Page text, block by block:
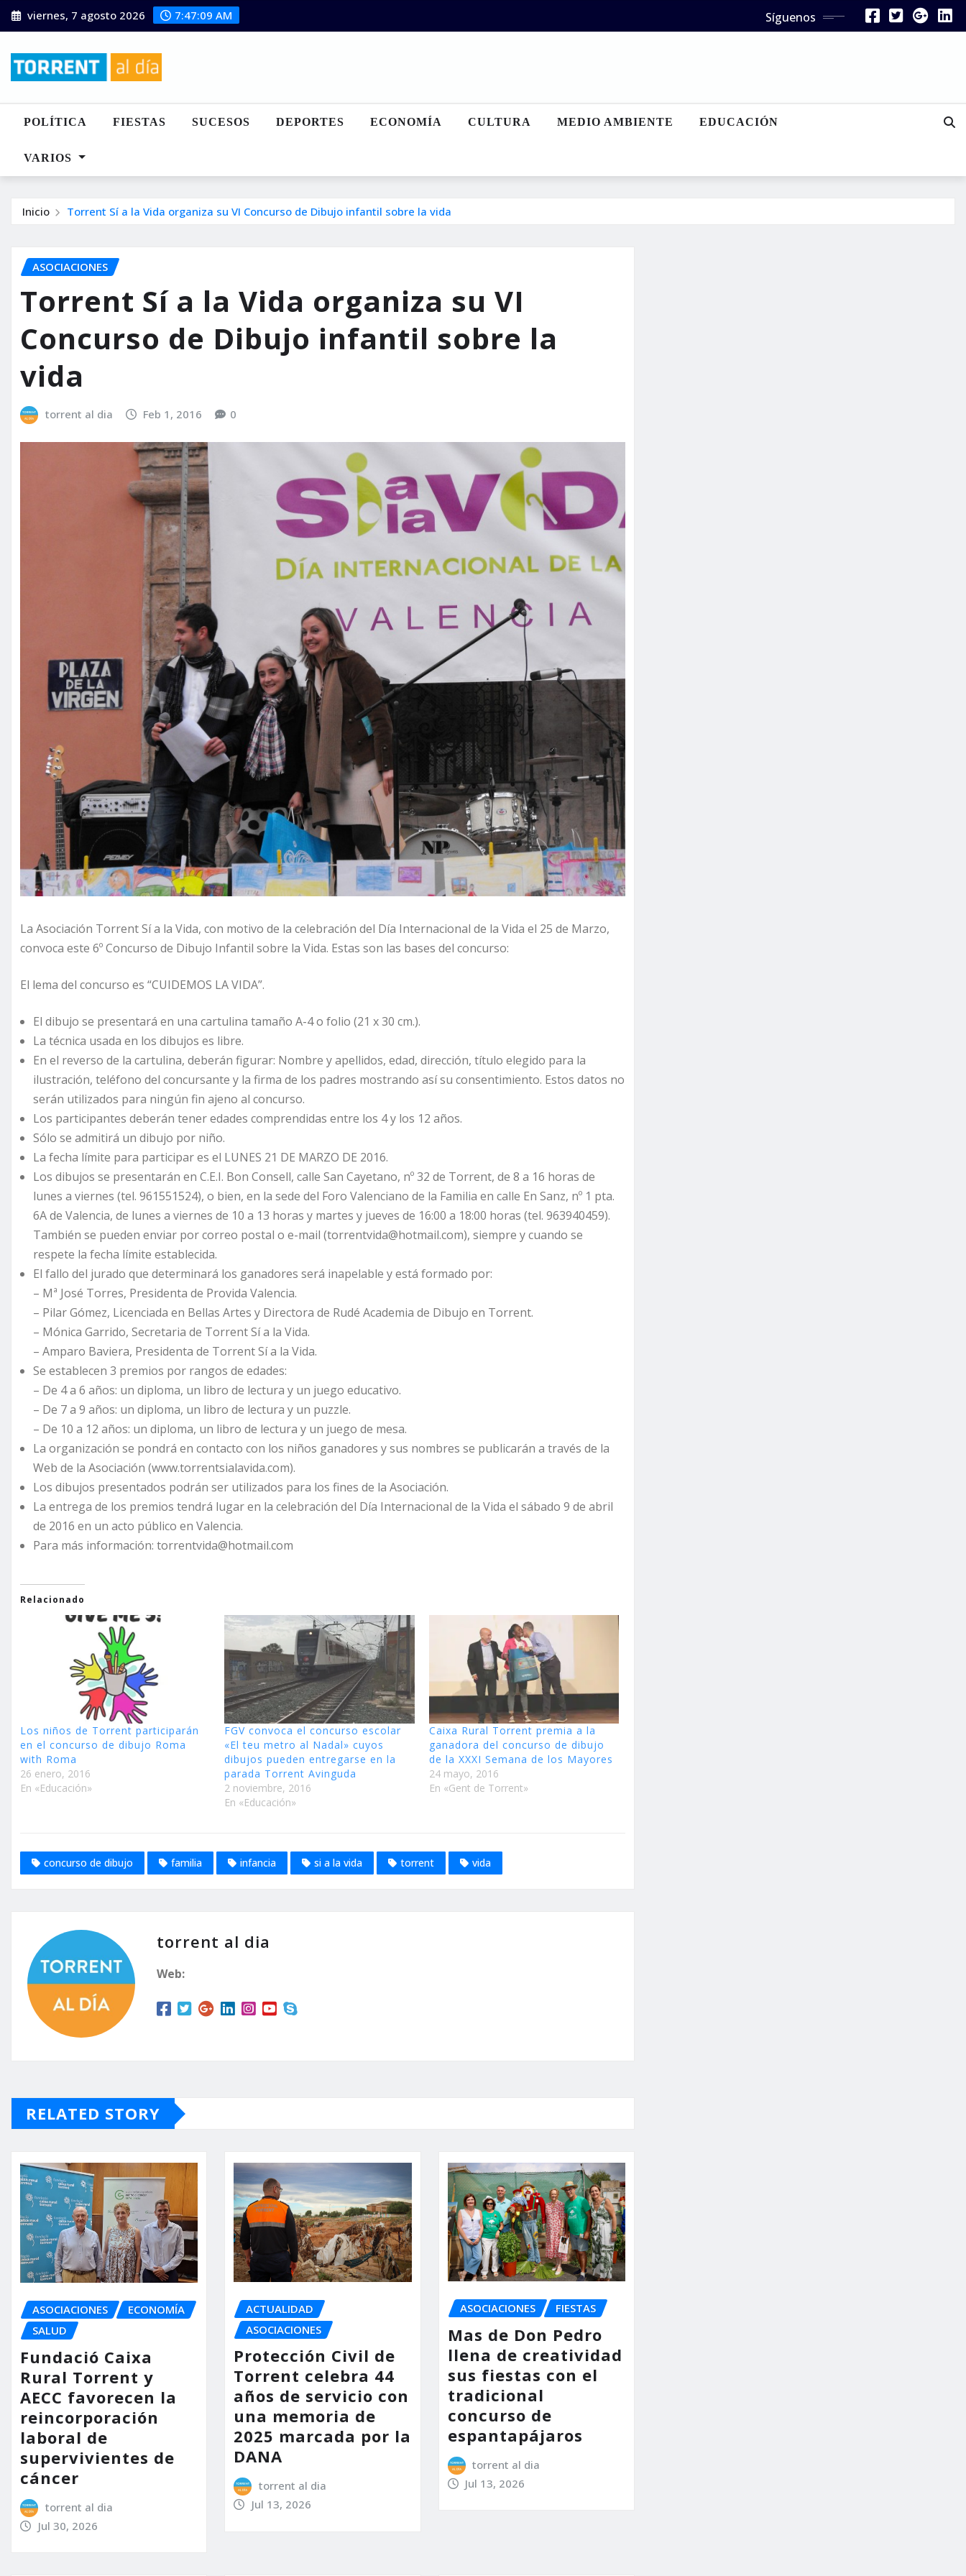
Saltar
al
viernes, 7 agosto 2026 7:47:11 AM Síguenos
POLÍTICA FIESTAS SUCESOS DEPORTES ECONOMÍA CULTURA MEDIO AMBIENTE EDUCACIÓN
VARIOS
Inicio Torrent Sí a la Vida organiza su VI Concurso de Dibujo infantil sobre la vida
ASOCIACIONES
Torrent Sí a la Vida organiza su VI
Concurso de Dibujo infantil sobre la
vida
torrent al dia Feb 1, 2016 0
La Asociación Torrent Sí a la Vida, con motivo de la celebración del Día Internacional de la Vida el 25 de Marzo,
convoca este 6º Concurso de Dibujo Infantil sobre la Vida. Estas son las bases del concurso:
El lema del concurso es “CUIDEMOS LA VIDA”.
El dibujo se presentará en una cartulina tamaño A-4 o folio (21 x 30 cm.).
La técnica usada en los dibujos es libre.
En el reverso de la cartulina, deberán figurar: Nombre y apellidos, edad, dirección, título elegido para la
ilustración, teléfono del concursante y la firma de los padres mostrando así su consentimiento. Estos datos no
serán utilizados para ningún fin ajeno al concurso.
Los participantes deberán tener edades comprendidas entre los 4 y los 12 años.
Sólo se admitirá un dibujo por niño.
La fecha límite para participar es el LUNES 21 DE MARZO DE 2016.
Los dibujos se presentarán en C.E.I. Bon Consell, calle San Cayetano, nº 32 de Torrent, de 8 a 16 horas de
lunes a viernes (tel. 961551524), o bien, en la sede del Foro Valenciano de la Familia en calle En Sanz, nº 1 pta.
6A de Valencia, de lunes a viernes de 10 a 13 horas y martes y jueves de 16:00 a 18:00 horas (tel. 963940459).
También se pueden enviar por correo postal o e-mail (torrentvida@hotmail.com), siempre y cuando se
respete la fecha límite establecida.
El fallo del jurado que determinará los ganadores será inapelable y está formado por:
– Mª José Torres, Presidenta de Provida Valencia.
– Pilar Gómez, Licenciada en Bellas Artes y Directora de Rudé Academia de Dibujo en Torrent.
– Mónica Garrido, Secretaria de Torrent Sí a la Vida.
– Amparo Baviera, Presidenta de Torrent Sí a la Vida.
Se establecen 3 premios por rangos de edades:
– De 4 a 6 años: un diploma, un libro de lectura y un juego educativo.
– De 7 a 9 años: un diploma, un libro de lectura y un puzzle.
– De 10 a 12 años: un diploma, un libro de lectura y un juego de mesa.
La organización se pondrá en contacto con los niños ganadores y sus nombres se publicarán a través de la
Web de la Asociación (www.torrentsialavida.com).
Los dibujos presentados podrán ser utilizados para los fines de la Asociación.
La entrega de los premios tendrá lugar en la celebración del Día Internacional de la Vida el sábado 9 de abril
de 2016 en un acto público en Valencia.
Para más información: torrentvida@hotmail.com
Relacionado
Los niños de Torrent participarán
en el concurso de dibujo Roma
with Roma
26 enero, 2016
En «Educación»
FGV convoca el concurso escolar
«El teu metro al Nadal» cuyos
dibujos pueden entregarse en la
parada Torrent Avinguda
2 noviembre, 2016
En «Educación»
Caixa Rural Torrent premia a la
ganadora del concurso de dibujo
de la XXXI Semana de los Mayores
24 mayo, 2016
En «Gent de Torrent»
concurso de dibujo familia infancia si a la vida torrent vida
torrent al dia
Web:
RELATED STORY
ASOCIACIONES
ECONOMÍA
SALUD
Fundació Caixa
Rural Torrent y
AECC favorecen la
reincorporación
laboral de
supervivientes de
cáncer
torrent al dia
Jul 30, 2026
ACTUALIDAD
ASOCIACIONES
Protección Civil de
Torrent celebra 44
años de servicio con
una memoria de
2025 marcada por la
DANA
torrent al dia
Jul 13, 2026
ASOCIACIONES FIESTAS
Mas de Don Pedro
llena de creatividad
sus fiestas con el
tradicional
concurso de
espantapájaros
torrent al dia
Jul 13, 2026